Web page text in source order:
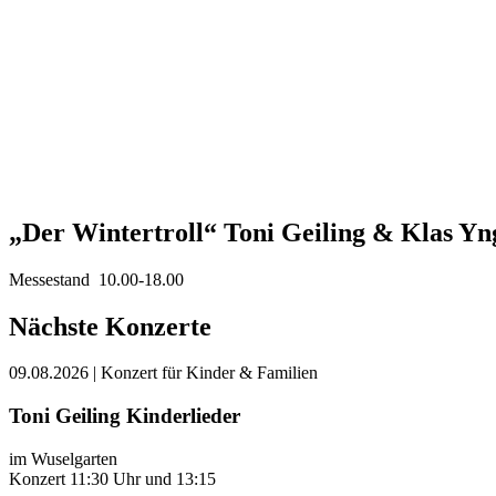
„Der Wintertroll“ Toni Geiling & Klas
Messestand 10.00-18.00
Nächste Konzerte
09.08.2026 | Konzert für Kinder & Familien
Toni Geiling Kinderlieder
im Wuselgarten
Konzert 11:30 Uhr und 13:15